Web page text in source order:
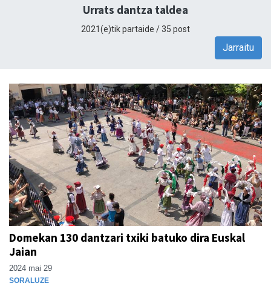
Urrats dantza taldea
2021(e)tik partaide / 35 post
Jarraitu
Domekan 130 dantzari txiki batuko dira Euskal
Jaian
2024 mai 29
SORALUZE